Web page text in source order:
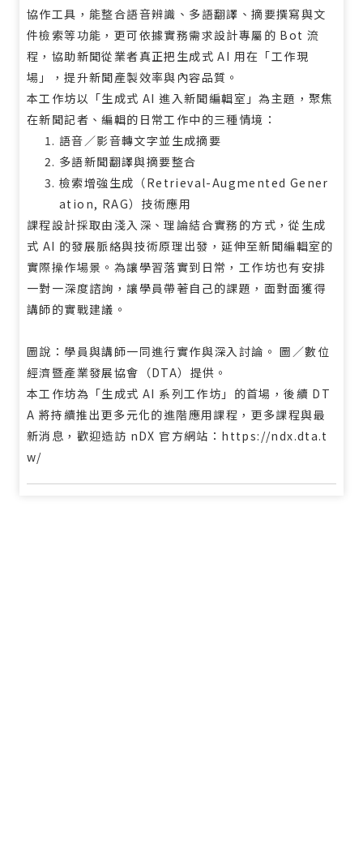
協作工具，能整合語音辨識、多語翻譯、摘要撰寫與文
件檢索等功能，更可依據實務需求設計專屬的 Bot 流
程，協助新聞從業者真正把生成式 AI 用在「工作現
場」，提升新聞產製效率與內容品質。
本工作坊以「生成式 AI 進入新聞編輯室」為主題，聚焦
在新聞記者、編輯的日常工作中的三種情境：
語音／影音轉文字並生成摘要
多語新聞翻譯與摘要整合
檢索增強生成（Retrieval-Augmented Gener
ation, RAG）技術應用
課程設計採取由淺入深、理論結合實務的方式，從生成
式 AI 的發展脈絡與技術原理出發，延伸至新聞編輯室的
實際操作場景。為讓學習落實到日常，工作坊也有安排
一對一深度諮詢，讓學員帶著自己的課題，面對面獲得
講師的實戰建議。
圖說：學員與講師一同進行實作與深入討論。 圖／數位
經濟暨產業發展協會（DTA）提供。
本工作坊為「生成式 AI 系列工作坊」的首場，後續 DT
A 將持續推出更多元化的進階應用課程，更多課程與最
新消息，歡迎造訪 nDX 官方網站： https://ndx.dta.t
w/